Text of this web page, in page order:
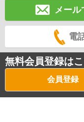
メール
電
無料会員登録は
会員登録